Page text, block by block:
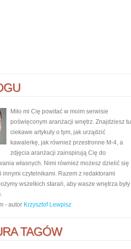
Miło mi Cię powitać w moim serwisie
poświęconym aranżacji wnętrz. Znajdziesz tu
ciekawe artykuły o tym, jak urządzić
kawalerkę, jak również przestronne M-4, a
zdjęcia aranżacji zainspirują Cię do
własnych. Nimi również możesz dzielić się
innymi czytelnikami. Razem z redaktorami
wszelkich starań, aby wasze wnętrza były
- autor Krzysztof Lewpisz
TAGÓW